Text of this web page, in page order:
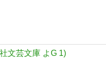
文芸文庫 よG 1)